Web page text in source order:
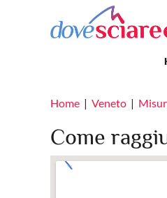
Salta al contenuto principale
Home Veneto
Come